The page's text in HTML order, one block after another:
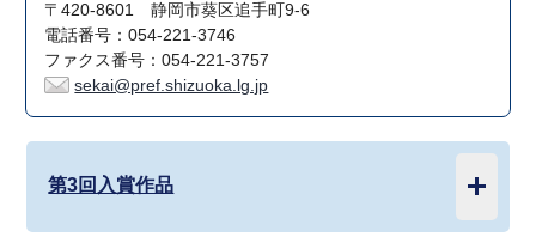
〒420-8601 静岡市葵区追手町9-6
電話番号：054-221-3746
ファクス番号：054-221-3757
sekai@pref.shizuoka.lg.jp
第3回入賞作品